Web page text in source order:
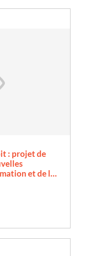
: projet de
et de l…